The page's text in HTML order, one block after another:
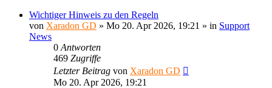
Wichtiger Hinweis zu den Regeln
von Xaradon GD » Mo 20. Apr 2026, 19:21 » in Support
News
0 Antworten
469 Zugriffe
Letzter Beitrag von Xaradon GD
Mo 20. Apr 2026, 19:21